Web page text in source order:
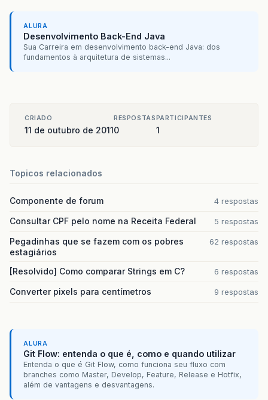
ALURA
Desenvolvimento Back-End Java
Sua Carreira em desenvolvimento back-end Java: dos
fundamentos à arquitetura de sistemas...
CRIADO
11 de outubro de 2011
RESPOSTAS
0
PARTICIPANTES
1
Topicos relacionados
Componente de forum 4 respostas
Consultar CPF pelo nome na Receita Federal 5 respostas
Pegadinhas que se fazem com os pobres
estagiários
62 respostas
[Resolvido] Como comparar Strings em C? 6 respostas
Converter pixels para centímetros 9 respostas
ALURA
Git Flow: entenda o que é, como e quando utilizar
Entenda o que é Git Flow, como funciona seu fluxo com
branches como Master, Develop, Feature, Release e Hotfix,
além de vantagens e desvantagens.